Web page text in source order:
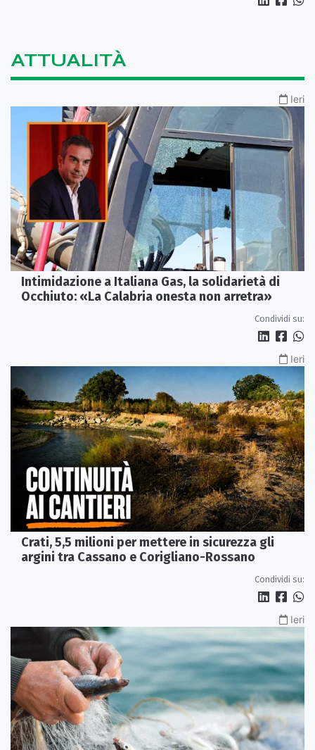
ATTUALITÀ
Ieri
Intimidazione a Italiana Gas, la solidarietà di
Occhiuto: «La Calabria onesta non arretra»
Condividi su:
Ieri
Crati, 5,5 milioni per mettere in sicurezza gli
argini tra Cassano e Corigliano-Rossano
Condividi su:
Ieri